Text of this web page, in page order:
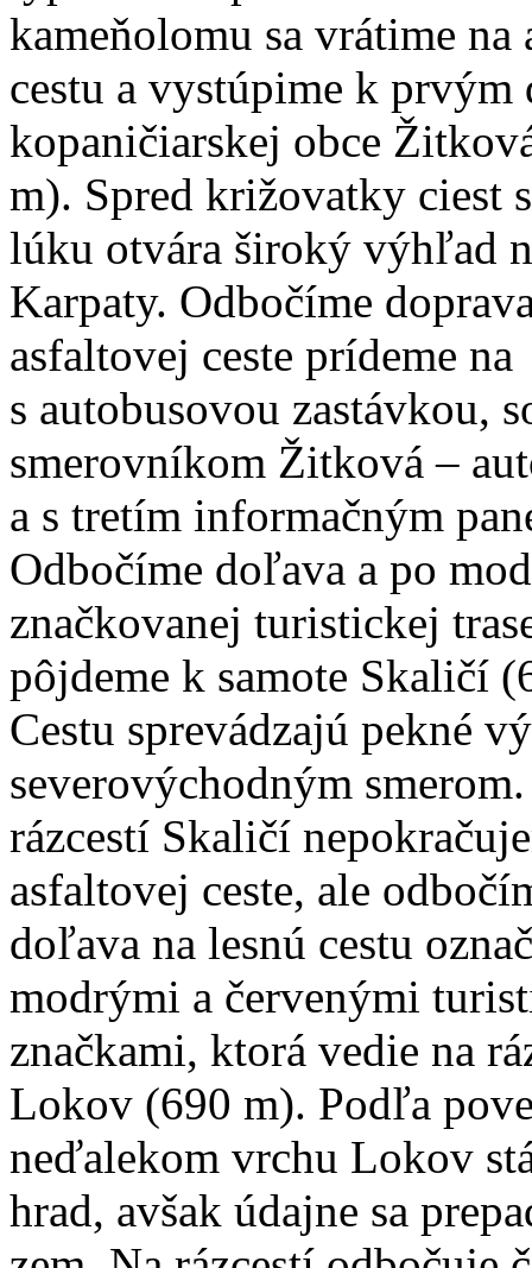
kameňolomu sa vrátime na
cestu a vystúpime k prvým
kopaničiarskej obce
m). Spred križovatky ciest
lúku otvára široký výhľad
Karpaty. Odbočíme
asfaltovej ceste prídeme
s autobusovou zastávkou,
smerovníkom Žitková –
a s tretím informačným
Odbočíme doľava a po
značkovanej turistickej
pôjdeme k samote Skaličí
Cestu sprevádzajú pekné
severovýchodným
rázcestí Skaličí
asfaltovej ceste, ale
doľava na lesnú cestu
modrými a červenými
značkami, ktorá vedie na
Lokov (690 m). Podľa
neďalekom vrchu Lokov
hrad, avšak údajne sa